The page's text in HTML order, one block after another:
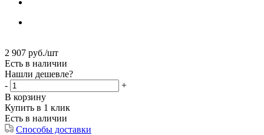
2 907 руб./шт
Есть в наличии
Нашли дешевле?
-
+
В корзину
Купить в 1 клик
Есть в наличии
Способы доставки